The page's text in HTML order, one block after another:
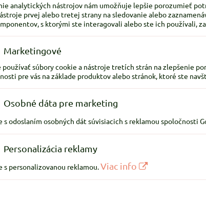
analytických nástrojov nám umožňuje lepšie porozumieť
prvej alebo tretej strany na sledovanie alebo
s ktorými ste interagovali alebo ste ich používali,
Marketingové
používať súbory cookie a nástroje tretích strán na zlepšenie
pre vás na základe produktov alebo stránok, ktoré ste
Osobné dáta pre marketing
s odoslaním osobných dát súvisiacich s reklamou spoločnosti
Personalizácia reklamy
s personalizovanou reklamou.Viac info